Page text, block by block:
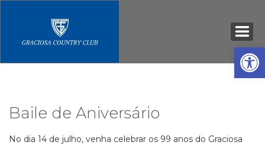
Baile de Aniversário
No dia 14 de julho, venha celebrar os 99 anos do Graciosa